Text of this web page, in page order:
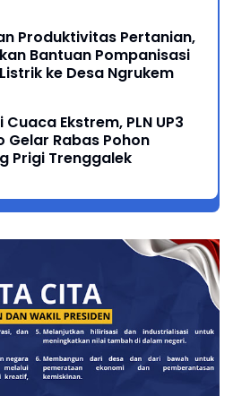
Produktivitas Pertanian,
Bantuan Pompanisasi
ke Desa Ngrukem
Ekstrem, PLN UP3
Gelar Rabas Pohon
Prigi Trenggalek